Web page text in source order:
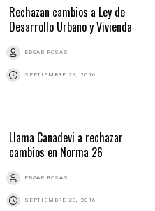
Rechazan cambios a Ley de
Desarrollo Urbano y Vivienda
EDGAR ROSAS
SEPTIEMBRE 27, 2016
Llama Canadevi a rechazar
cambios en Norma 26
EDGAR ROSAS
SEPTIEMBRE 23, 2016